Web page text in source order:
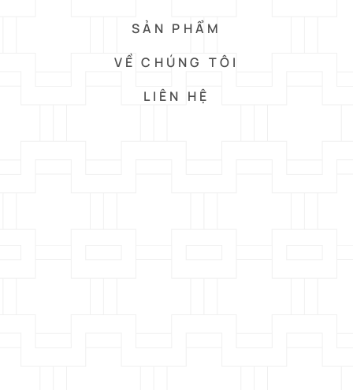
SẢN PHẨM
VỀ CHÚNG TÔI
LIÊN HỆ